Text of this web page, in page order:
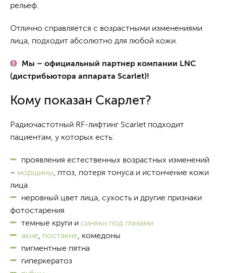
рельеф.
Отлично справляется с возрастными изменениями
лица, подходит абсолютно для любой кожи.
Мы – официальный партнер компании LNC
(дистрибьютора аппарата Scarlet)!
Кому показан Скарлет?
Радиочастотный RF-лифтинг Scarlet подходит
пациентам, у которых есть:
проявления естественных возрастных изменений
– морщины , птоз, потеря тонуса и истончение кожи
лица
неровный цвет лица, сухость и другие признаки
фотостарения
темные круги и синяки под глазами
акне постакне , комедоны
пигментные пятна
гиперкератоз